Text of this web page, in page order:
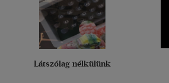
Látszólag nélkülünk